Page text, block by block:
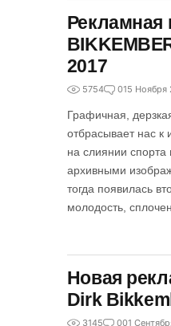
Рекламная
2017
5754 015 Ноября
Графичная,
отбрасывает нас к
на слиянии спорта
архивными
тогда появилась
молодость,
Новая
Dirk
3145 001